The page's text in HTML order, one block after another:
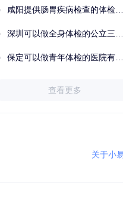
购买了小熊电烤箱 DKX-F10M6
岛市第一医院体检中心 北
咸阳提供肠胃疾病检查的体检套餐有哪些？体检机构有哪些选择？如何预约？
深圳可以做全身体检的公立三甲医院及体检套餐汇总
保定可以做青年体检的医院有哪些？有哪些套餐可以选择？
查看更多
关于小